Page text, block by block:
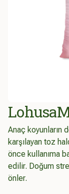
Anaç koyunların
karşılayan toz
önce kullanıma
edilir. Doğum
önler.